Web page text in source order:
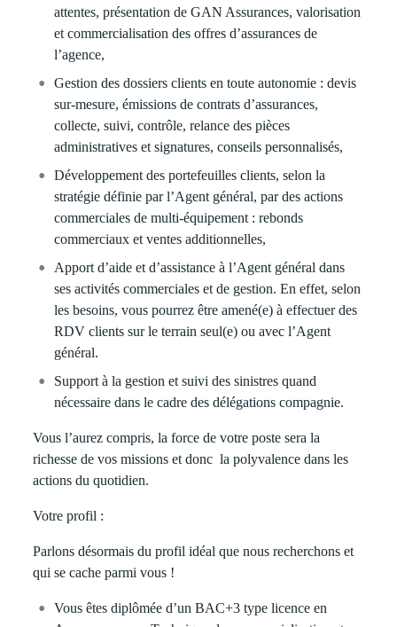
attentes, présentation de GAN Assurances, valorisation
et commercialisation des offres d’assurances de
l’agence,
Gestion des dossiers clients en toute autonomie : devis
sur-mesure, émissions de contrats d’assurances,
collecte, suivi, contrôle, relance des pièces
administratives et signatures, conseils personnalisés,
Développement des portefeuilles clients, selon la
stratégie définie par l’Agent général, par des actions
commerciales de multi-équipement : rebonds
commerciaux et ventes additionnelles,
Apport d’aide et d’assistance à l’Agent général dans
ses activités commerciales et de gestion. En effet, selon
les besoins, vous pourrez être amené(e) à effectuer des
RDV clients sur le terrain seul(e) ou avec l’Agent
général.
Support à la gestion et suivi des sinistres quand
nécessaire dans le cadre des délégations compagnie.
Vous l’aurez compris, la force de votre poste sera la
richesse de vos missions et donc la polyvalence dans les
actions du quotidien.
Votre profil :
Parlons désormais du profil idéal que nous recherchons et
qui se cache parmi vous !
Vous êtes diplômée d’un BAC+3 type licence en